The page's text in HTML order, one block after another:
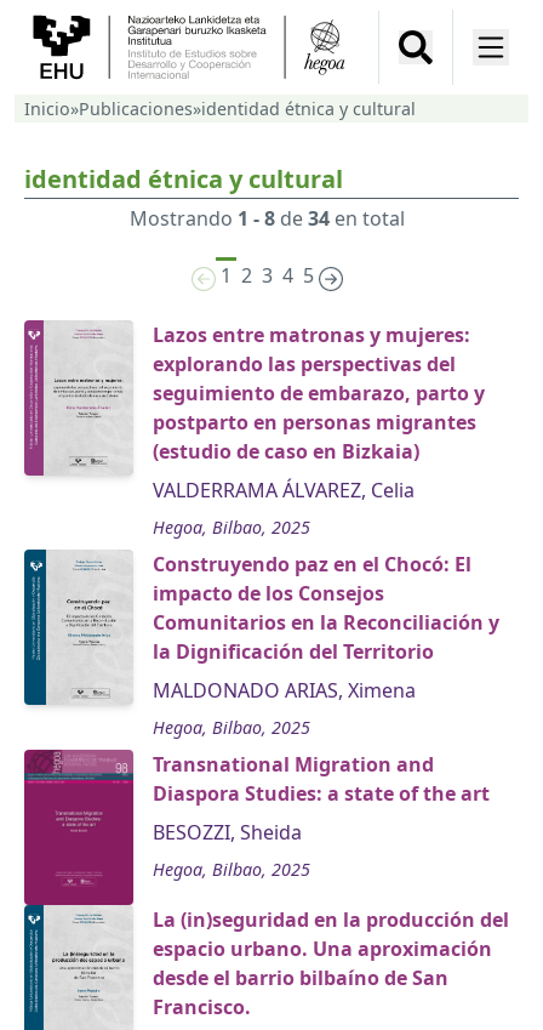
Inicio»Publicaciones»identidad étnica y cultural
identidad étnica y cultural
Mostrando 1 - 8de34en total
1 2 3 4 5
Lazos entre matronas y mujeres:
explorando las perspectivas del
seguimiento de embarazo, parto y
postparto en personas migrantes
(estudio de caso en Bizkaia)
VALDERRAMA ÁLVAREZ, Celia
Hegoa, Bilbao, 2025
Construyendo paz en el Chocó: El
impacto de los Consejos
Comunitarios en la Reconciliación y
la Dignificación del Territorio
MALDONADO ARIAS, Ximena
Hegoa, Bilbao, 2025
Transnational Migration and
Diaspora Studies: a state of the art
BESOZZI, Sheida
Hegoa, Bilbao, 2025
La (in)seguridad en la producción del
espacio urbano. Una aproximación
desde el barrio bilbaíno de San
Francisco.